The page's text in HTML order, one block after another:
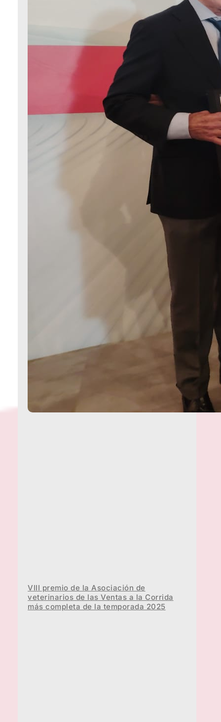
VIII premio de la Asociación de
veterinarios de las Ventas a la Corrida
más completa de la temporada 2025